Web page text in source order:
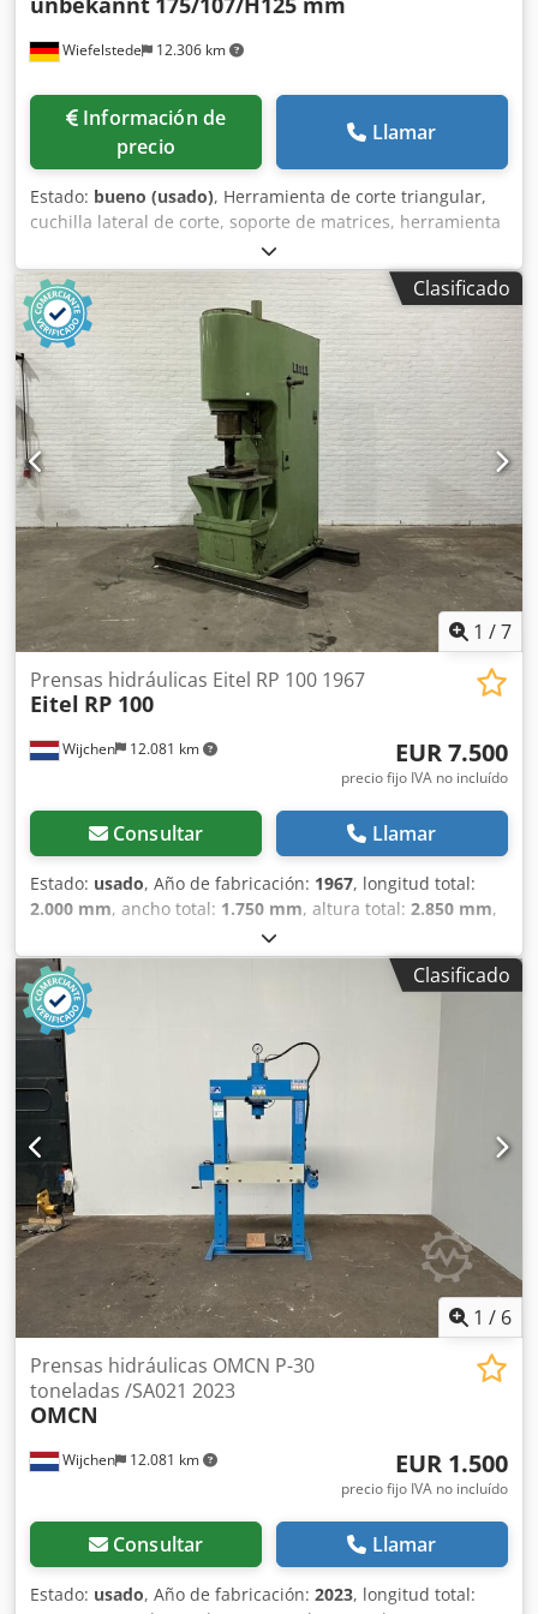
Wiefelstede 12.306 km
Información de
precio
Llamar
Estado: bueno (usado), Herramienta de corte triangular,
cuchilla lateral de corte, soporte de matrices, herramienta
de separación, herramienta de estampación, troquel,
matriz de estampación, punzón de corte angular, punzón
de estampación, punzón de corte cuadrado, punzón de
corte, herramienta de corte -Herramienta de estampación:
para cizalla de acero perfilado, cizalla de acero plano, 2
unidades -Distancia entre orificios: 135 x Ø17 mm -
Dimensiones: ver fotos -Entrega/precio: completo -
Dimensiones por unidad: 175/107/125 mm (alto) -Peso: 6,1
kg/unidad Codpfx Acezr Hlnsijha
Clasificado
1 /7
Wijchen 12.081 km
Prensas hidráulicas Eitel RP 100 1967
Eitel RP 100
EUR 7.500
precio fijo IVA no incluído
Consultar Llamar
Estado: usado, Año de fabricación: 1967, longitud total:
2.000 mm, ancho total: 1.750 mm, altura total: 2.850 mm,
Color: Gris Cjdezry Icspfx Acieha Peso en vacío: 6.000 kg -
Año de fabricación: 1967 - Documentación disponible: No -
Certificado CE disponible: No - Número de serie: 1166 -
Control: Convencional - Modelo de prensa: Prensa tipo C -
Fuerza de prensado [ton]: 100 - Carrera máxima [mm]: 250
- Longitud de mesa [mm]: 740 - Ancho de mesa [mm]: 500 -
Carrera del émbolo [mm]: 250 - Profundidad de garganta
[mm]: 350 - Dimensiones de transporte: 2000mm x
1750mm x 2850mm (l x a x h) - Peso de transporte [kg]:
6000kg - Unidades de carga para transporte [uds.]: 1
Información financiera IVA: El precio indicado es sin IVA
IVA/Impuestos sobre el margen: IVA deducible para
empresas Entrega y recompra a disposición en cualquier
momento para todo tipo de equipos industriales. Lukas
van Rossum
Clasificado
1 / 6
Wijchen 12.081 km
Prensas hidráulicas OMCN P-30
toneladas /SA021 2023
OMCN
EUR 1.500
precio fijo IVA no incluído
Consultar Llamar
Estado: usado, Año de fabricación: 2023, longitud total: